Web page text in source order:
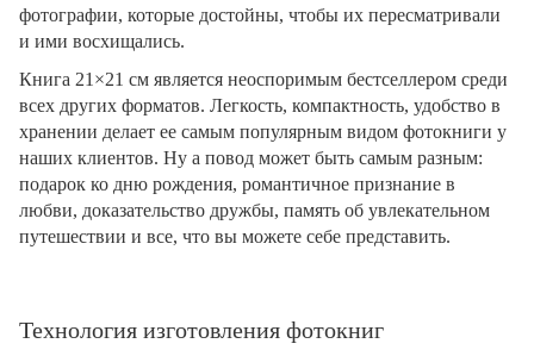
фотографии, которые достойны, чтобы их пересматривали
и ими восхищались.
Книга 21×21 см является неоспоримым бестселлером среди
всех других форматов. Легкость, компактность, удобство в
хранении делает ее самым популярным видом фотокниги у
наших клиентов. Ну а повод может быть самым разным:
подарок ко дню рождения, романтичное признание в
любви, доказательство дружбы, память об увлекательном
путешествии и все, что вы можете себе представить.
Технология изготовления фотокниг